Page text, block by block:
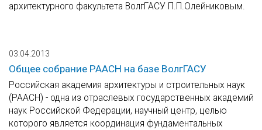
архитектурного факультета ВолгГАСУ П.П.Олейниковым.
03.04.2013
Общее собрание РААСН на базе ВолгГАСУ
Российская академия архитектуры и строительных наук
(РААСН) - одна из отраслевых государственных академий
наук Российской Федерации, научный центр, целью
которого является координация фундаментальных